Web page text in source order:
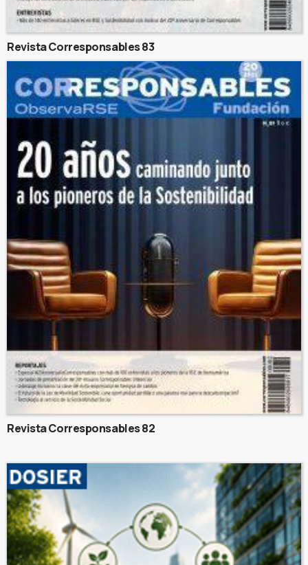
Revista Corresponsables 83
Revista Corresponsables 82